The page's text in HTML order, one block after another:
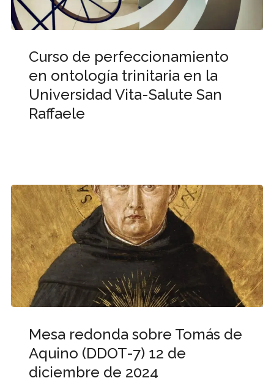
Curso de perfeccionamiento
en ontología trinitaria en la
Universidad Vita-Salute San
Raffaele
Mesa redonda sobre Tomás de
Aquino (DDOT-7) 12 de
diciembre de 2024